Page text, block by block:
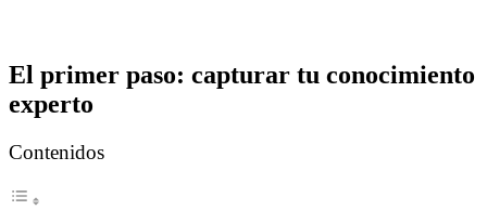
El primer paso: capturar tu conocimiento
experto
Contenidos